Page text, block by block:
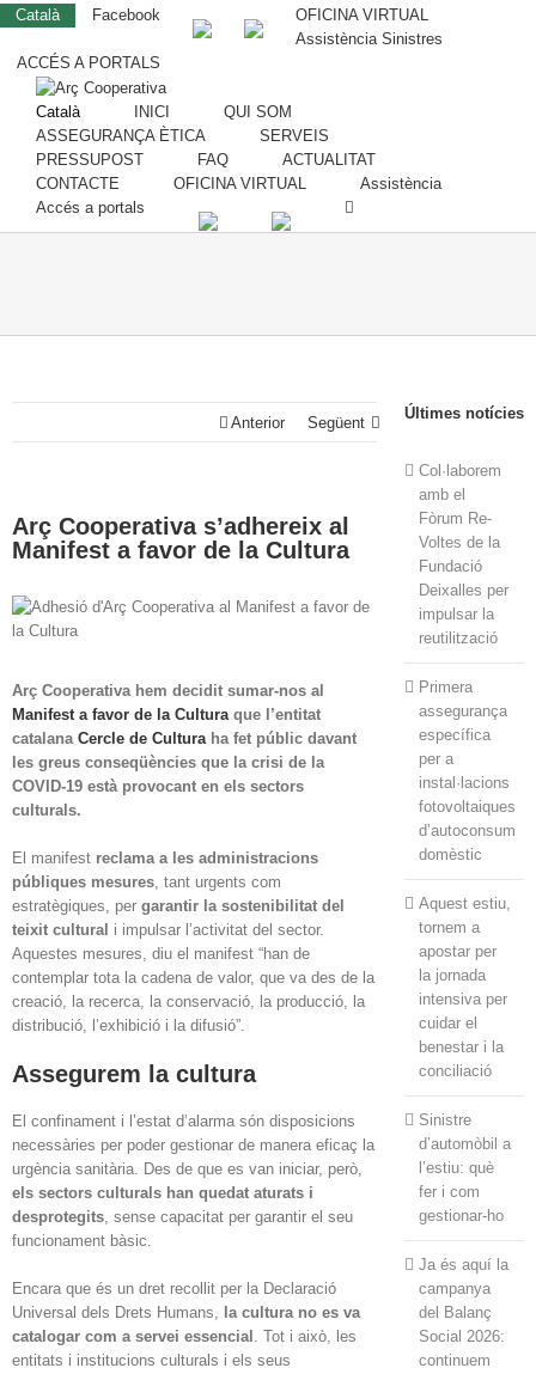
Català Facebook
OFICINA VIRTUAL
Assistència Sinistres
ACCÉS A PORTALS
Català INICI
QUI SOM
ASSEGURANÇA ÈTICA
SERVEIS
PRESSUPOST
FAQ
ACTUALITAT
CONTACTE
OFICINA VIRTUAL
Assistència
Accés a portals
Anterior Següent
Arç Cooperativa s’adhereix al
Manifest a favor de la Cultura
Arç Cooperativa hem decidit sumar-nos al
Manifest a favor de la Culturaque l’entitat
catalana Cercle de Culturaha fet públic davant
les greus conseqüències que la crisi de la
COVID-19 està provocant en els sectors
culturals.
El manifest reclama a les administracions
públiques mesures, tant urgents com
estratègiques, per garantir la sostenibilitat del
teixit cultural i impulsar l’activitat del sector.
Aquestes mesures, diu el manifest “han de
contemplar tota la cadena de valor, que va des de la
creació, la recerca, la conservació, la producció, la
distribució, l’exhibició i la difusió”.
Assegurem la cultura
El confinament i l’estat d’alarma són disposicions
necessàries per poder gestionar de manera eficaç la
urgència sanitària. Des de que es van iniciar, però,
els sectors culturals han quedat aturats i
desprotegits, sense capacitat per garantir el seu
funcionament bàsic.
Encara que és un dret recollit per la Declaració
Universal dels Drets Humans, la cultura no es va
catalogar com a servei essencial . Tot i això, les
entitats i institucions culturals i els seus
Últimes notícies
Col·laborem
amb el
Fòrum Re-
Voltes de la
Fundació
Deixalles per
impulsar la
reutilització
Primera
assegurança
específica
per a
instal·lacions
fotovoltaiques
d’autoconsum
domèstic
Aquest estiu,
tornem a
apostar per
la jornada
intensiva per
cuidar el
benestar i la
conciliació
Sinistre
d’automòbil a
l’estiu: què
fer i com
gestionar-ho
Ja és aquí la
campanya
del Balanç
Social 2026:
continuem